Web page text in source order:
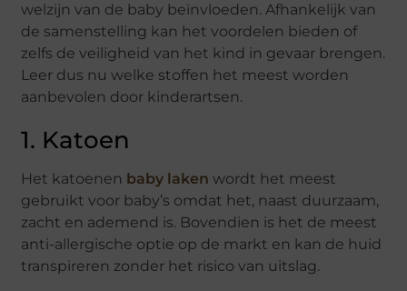
welzijn van de baby beïnvloeden. Afhankelijk van
de samenstelling kan het voordelen bieden of
zelfs de veiligheid van het kind in gevaar brengen.
Leer dus nu welke stoffen het meest worden
aanbevolen door kinderartsen.
1. Katoen
Het katoenen baby laken wordt het meest
gebruikt voor baby’s omdat het, naast duurzaam,
zacht en ademend is. Bovendien is het de meest
anti-allergische optie op de markt en kan de huid
transpireren zonder het risico van uitslag.